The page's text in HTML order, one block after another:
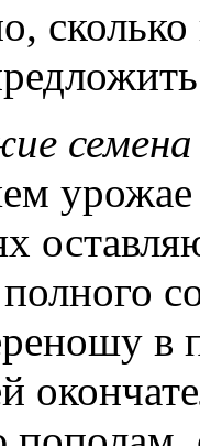
семена
в